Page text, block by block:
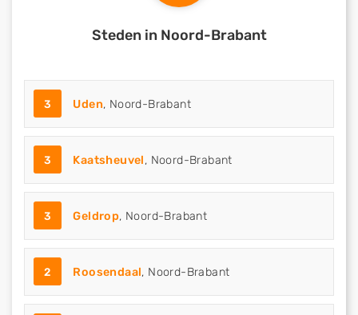
Steden in Noord-Brabant
3 Uden, Noord-Brabant
3 Kaatsheuvel, Noord-Brabant
3 Geldrop, Noord-Brabant
2 Roosendaal, Noord-Brabant